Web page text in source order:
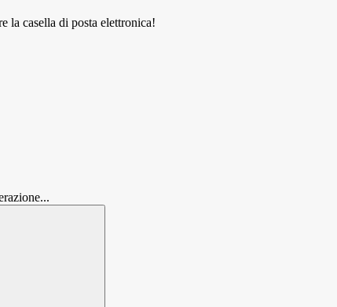
la casella di posta elettronica!